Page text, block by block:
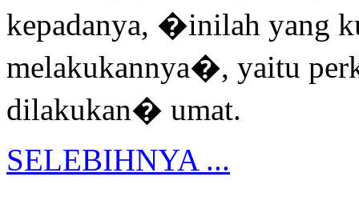
kepadanya, �inilah yang
melakukannya�, yaitu
dilakukan� umat.
SELEBIHNYA ...